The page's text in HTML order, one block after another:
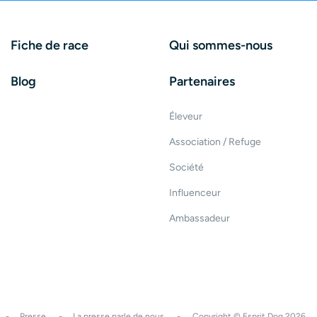
Fiche de race
Blog
Qui sommes-nous
Partenaires
Éleveur
Association / Refuge
Société
Influenceur
Ambassadeur